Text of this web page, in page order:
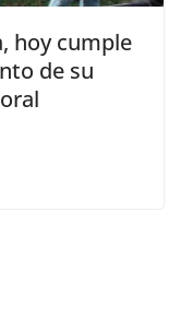
hoy cumple
de su